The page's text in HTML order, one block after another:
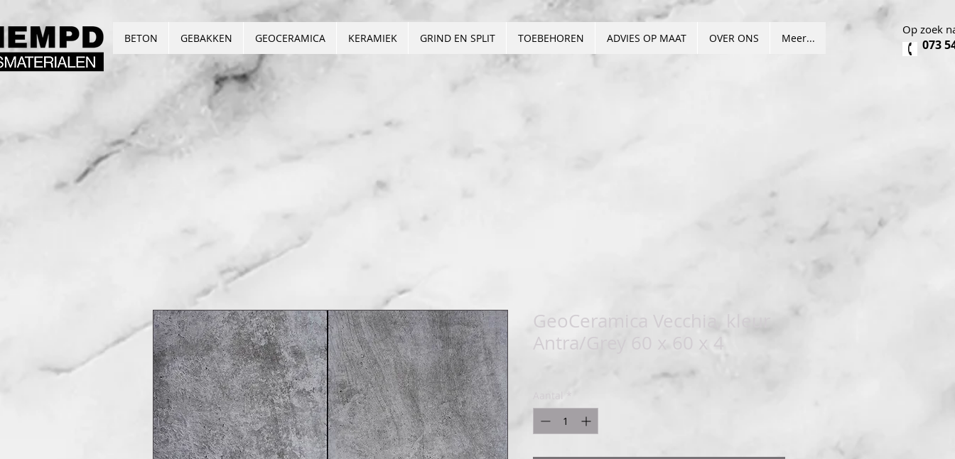
BETON GEBAKKEN GEOCERAMICA KERAMIEK GRIND EN SPLIT TOEBEHOREN ADVIES OP MAAT OVER ONS Meer...
Op zoek
073
GeoCeramica Vecchia, kleur
Antra/Grey 60 x 60 x 4